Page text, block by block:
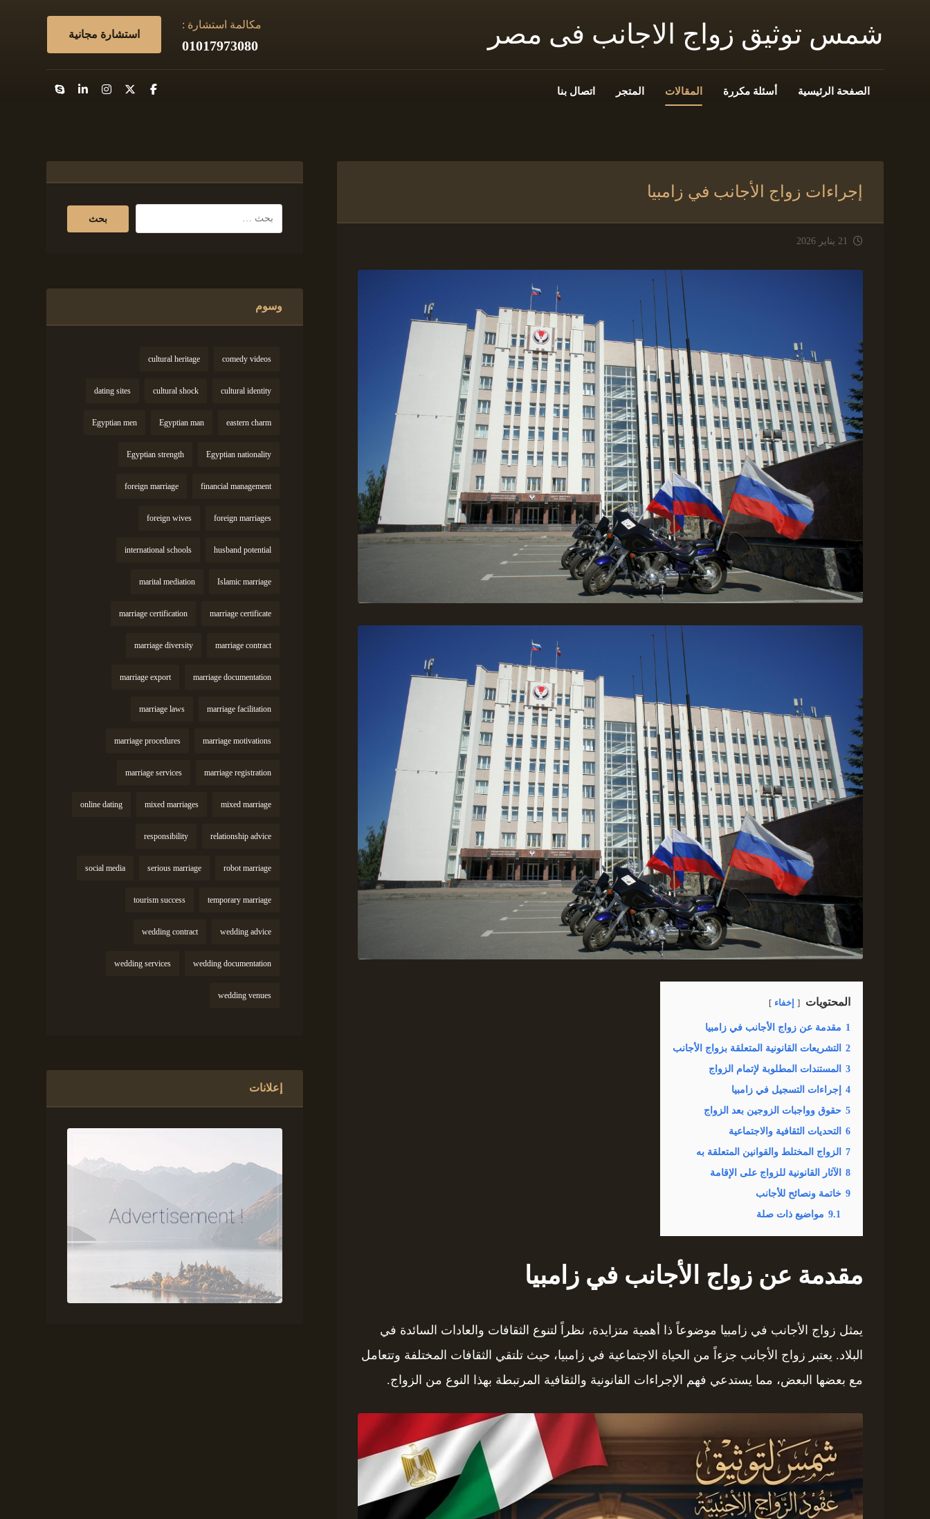
شمس توثيق زواج الاجانب فى مصر استشارة مجانية
مكالمة استشارة :
01017973080
الصفحة الرئيسية أسئلة مكررة المقالات المتجر اتصال بنا
إجراءات زواج الأجانب في زامبيا
21 يناير 2026
المحتويات إخفاء
1 مقدمة عن زواج الأجانب في زامبيا
2
التشريعات القانونية المتعلقة بزواج الأجانب
3
المستندات المطلوبة لإتمام الزواج
4
إجراءات التسجيل في زامبيا
5 حقوق وواجبات الزوجين بعد الزواج
6
التحديات الثقافية والاجتماعية
7
الزواج المختلط والقوانين المتعلقة به
8
الآثار القانونية للزواج على الإقامة
9 خاتمة ونصائح للأجانب
9.1 مواضيع ذات صلة
مقدمة عن زواج الأجانب في زامبيا
يمثل زواج الأجانب في زامبيا موضوعاً ذا أهمية متزايدة، نظراً لتنوع الثقافات والعادات السائدة في
البلاد. يعتبر زواج الأجانب جزءاً من الحياة الاجتماعية في زامبيا، حيث تلتقي الثقافات المختلفة وتتعامل
مع بعضها البعض، مما يستدعي فهم الإجراءات القانونية والثقافية المرتبطة بهذا النوع من الزواج.
وسوم
comedy videos
cultural heritage
cultural identity
cultural shock
dating sites
eastern charm
Egyptian man
Egyptian men
Egyptian nationality
Egyptian strength
financial management
foreign marriage
foreign marriages
foreign wives
husband potential
international schools
Islamic marriage
marital mediation
marriage certificate
marriage certification
marriage contract
marriage diversity
marriage documentation
marriage export
marriage facilitation
marriage laws
marriage motivations
marriage procedures
marriage registration
marriage services
mixed marriage
mixed marriages
online dating
relationship advice
responsibility
robot marriage
serious marriage
social media
temporary marriage
tourism success
wedding advice
wedding contract
wedding documentation
wedding services
wedding venues
إعلانات